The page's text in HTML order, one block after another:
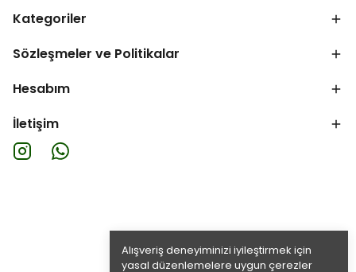
Alışveriş deneyiminizi iyileştirmek için
yasal düzenlemelere uygun çerezler
Kategoriler
Sözleşmeler ve Politikalar
Hesabım
İletişim